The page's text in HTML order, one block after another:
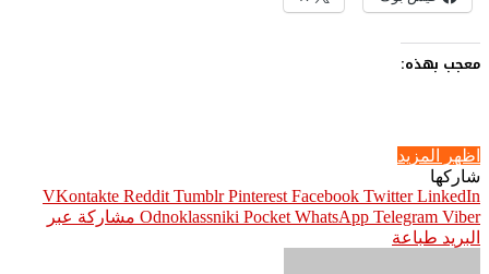
معجب بهذه:
اظهر المزيد
شاركها
Facebook Twitter LinkedIn
Pinterest
Odnoklassniki Pocket WhatsApp Telegram Viber
مشاركة عبر
البريد طباعة